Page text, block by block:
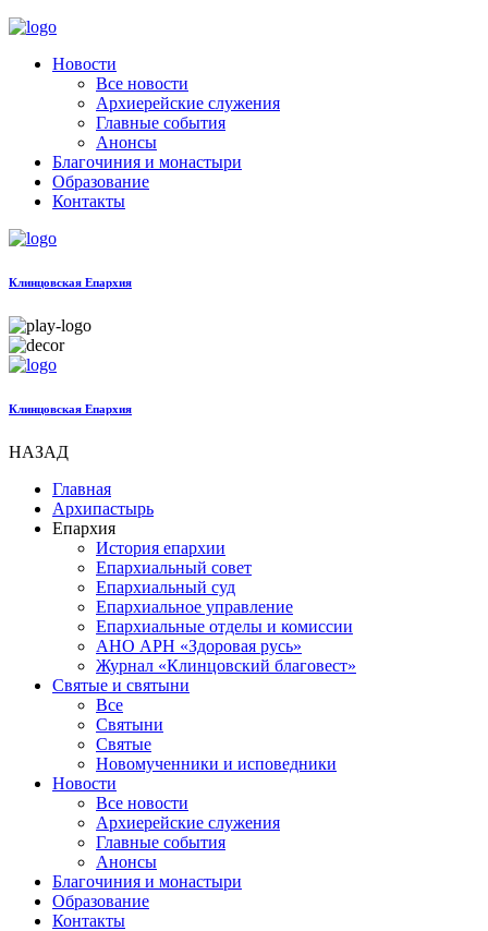
Новости
Все новости
Архиерейские служения
Главные события
Анонсы
Благочиния и монастыри
Образование
Контакты
Клинцовская Епархия
Клинцовская Епархия
НАЗАД
Главная
Архипастырь
Епархия
История епархии
Епархиальный совет
Епархиальный суд
Епархиальное управление
Епархиальные отделы и комиссии
АНО АРН «Здоровая русь»
Журнал «Клинцовский благовест»
Святые и святыни
Все
Святыни
Святые
Новомученники и исповедники
Новости
Все новости
Архиерейские служения
Главные события
Анонсы
Благочиния и монастыри
Образование
Контакты